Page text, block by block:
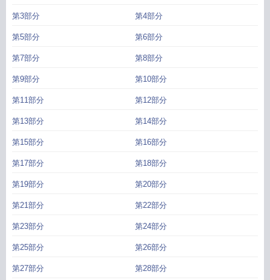
第3部分 第4部分
第5部分 第6部分
第7部分 第8部分
第9部分 第10部分
第11部分 第12部分
第13部分 第14部分
第15部分 第16部分
第17部分 第18部分
第19部分 第20部分
第21部分 第22部分
第23部分 第24部分
第25部分 第26部分
第27部分 第28部分